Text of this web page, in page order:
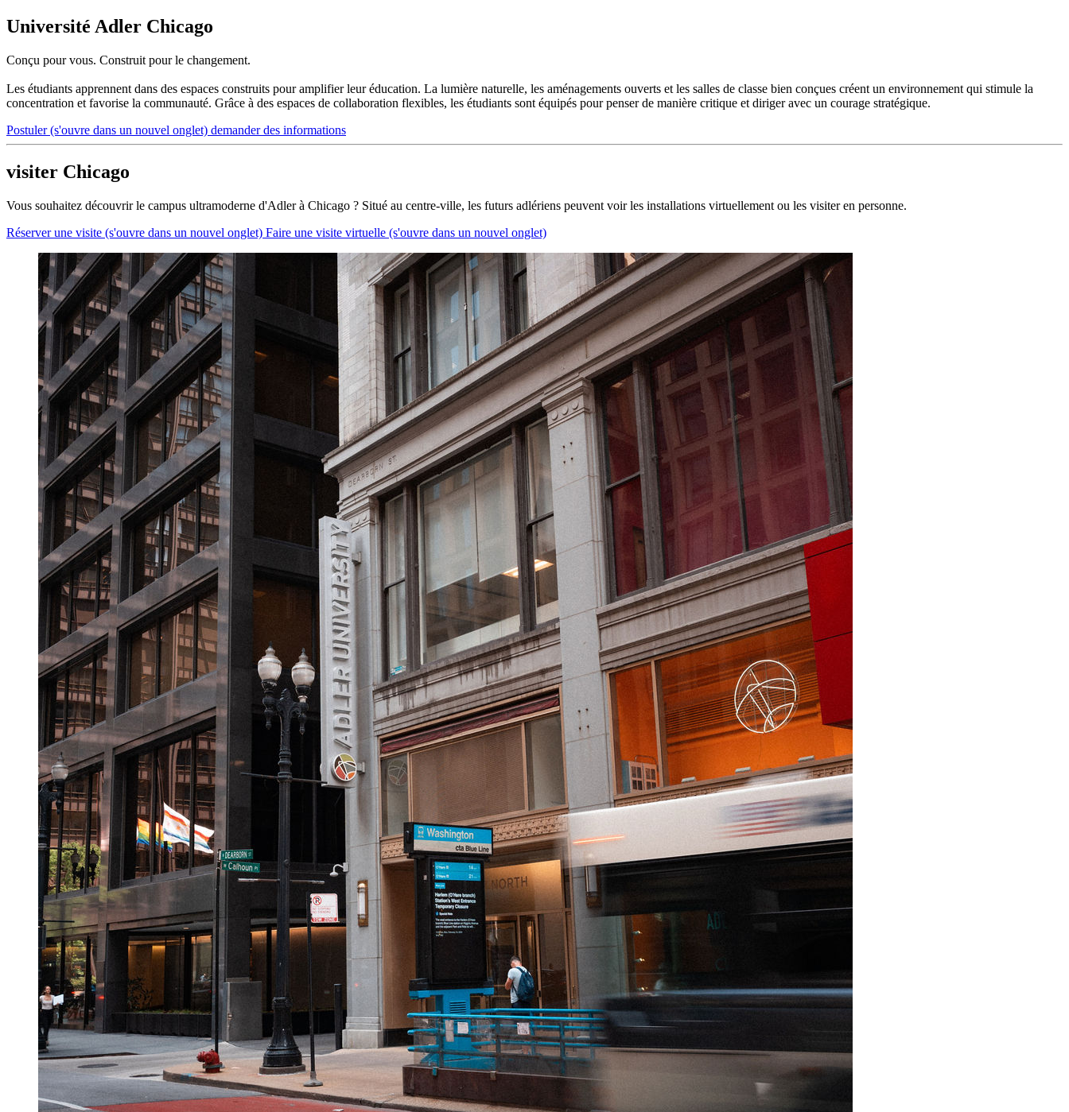
Université Adler Chicago
Conçu pour vous. Construit pour le changement.
Les étudiants apprennent dans des espaces construits pour amplifier leur éducation. La lumière naturelle, les aménagements ouverts et les salles de classe bien conçues créent un environnement qui stimule la
concentration et favorise la communauté. Grâce à des espaces de collaboration flexibles, les étudiants sont équipés pour penser de manière critique et diriger avec un courage stratégique.
Postuler(s'ouvre dans un nouvel onglet) demander des informations
visiter Chicago
Vous souhaitez découvrir le campus ultramoderne d'Adler à Chicago ? Situé au centre-ville, les futurs adlériens peuvent voir les installations virtuellement ou les visiter en personne.
Réserver une visite (s'ouvre dans un nouvel onglet) Faire une visite virtuelle (s'ouvre dans un nouvel onglet)